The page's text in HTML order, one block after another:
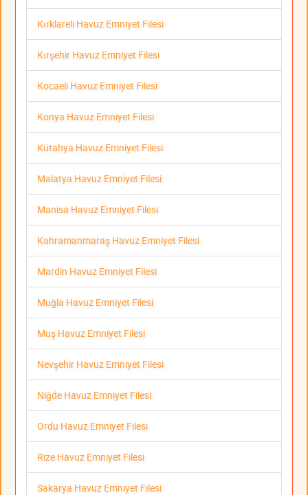
Kırklareli Havuz Emniyet Filesi
Kırşehir Havuz Emniyet Filesi
Kocaeli Havuz Emniyet Filesi
Konya Havuz Emniyet Filesi
Kütahya Havuz Emniyet Filesi
Malatya Havuz Emniyet Filesi
Manisa Havuz Emniyet Filesi
Kahramanmaraş Havuz Emniyet Filesi
Mardin Havuz Emniyet Filesi
Muğla Havuz Emniyet Filesi
Muş Havuz Emniyet Filesi
Nevşehir Havuz Emniyet Filesi
Niğde Havuz Emniyet Filesi
Ordu Havuz Emniyet Filesi
Rize Havuz Emniyet Filesi
Sakarya Havuz Emniyet Filesi